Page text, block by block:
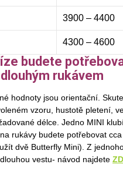
budete
rukávem
hodnoty jsou orientační.
vzoru, hustotě pletení,
délce. Jedno MINI
rukávy budete potřebovat
dvě Butterfly Mini). Z
vestu- návod najdete
3900 – 4400
4300 – 4600